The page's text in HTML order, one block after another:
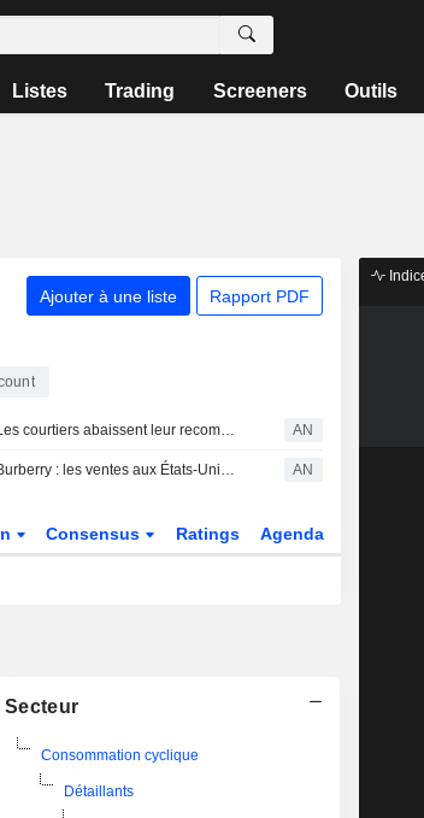
Listes Trading Screeners Outils
Ajouter à une liste Rapport PDF
Les courtiers abaissent leur recommandation sur Rotork à " conserver » suite au rachat par ABB AN
Burberry : les ventes aux États-Unis soutiennent le redressement ; le chiffre d'affaires de Wise progresse AN
Consensus Ratings Agenda
Secteur
Consommation cyclique
Détaillants